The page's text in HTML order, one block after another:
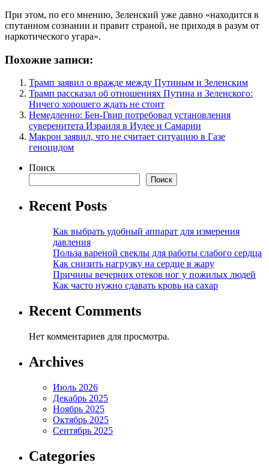
При этом, по его мнению, Зеленский уже давно «находится в
спутанном сознании и правит страной, не приходя в разум от
наркотического угара».
Похожие записи:
Трамп заявил о вражде между Путиным и Зеленским
Трамп рассказал об отношениях Путина и Зеленского:
Ничего хорошего ждать не стоит
Немедленно: Бен-Гвир потребовал установления
суверенитета Израиля в Иудее и Самарии
Макрон заявил, что не считает ситуацию в Газе
геноцидом
Поиск
Поиск
Recent Posts
Как выбрать удобный аппарат для измерения
давления
Польза вареной свеклы для работы слабого сердца
Как снизить нагрузку на сердце в жару
Причины вечерних отеков ног у пожилых людей
Как часто нужно сдавать кровь на сахар
Recent Comments
Нет комментариев для просмотра.
Archives
Июль 2026
Декабрь 2025
Ноябрь 2025
Октябрь 2025
Сентябрь 2025
Categories